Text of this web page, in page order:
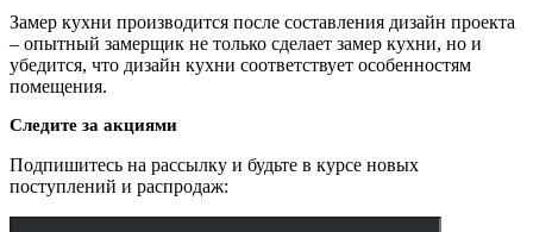
Замер кухни производится после составления дизайн проекта
– опытный замерщик не только сделает замер кухни, но и
убедится, что дизайн кухни соответствует особенностям
помещения.
Следите за акциями
Подпишитесь на рассылку и будьте в курсе новых
поступлений и распродаж: